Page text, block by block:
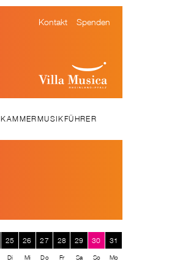
Kontakt Spenden
KAMMERMUSIKFÜHRER
25
Di
26
Mi
27
Do
28
Fr
29
Sa
30
So
31
Mo